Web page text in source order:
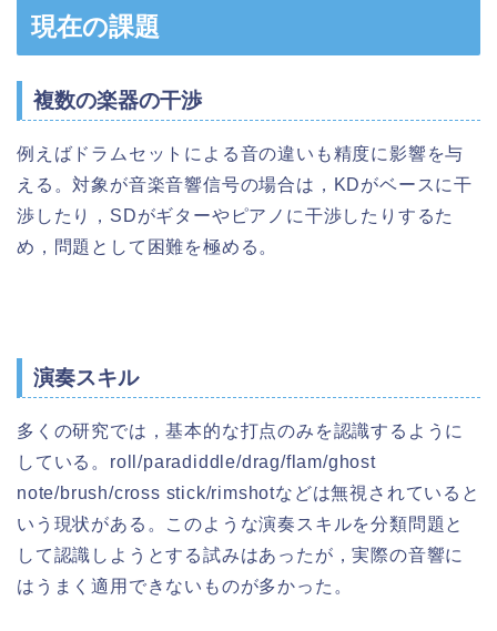
現在の課題
複数の楽器の干渉
例えばドラムセットによる音の違いも精度に影響を与
える。対象が音楽音響信号の場合は，KDがベースに干
渉したり，SDがギターやピアノに干渉したりするた
め，問題として困難を極める。
演奏スキル
多くの研究では，基本的な打点のみを認識するように
している。roll/paradiddle/drag/flam/ghost
note/brush/cross stick/rimshotなどは無視されていると
いう現状がある。このような演奏スキルを分類問題と
して認識しようとする試みはあったが，実際の音響に
はうまく適用できないものが多かった。